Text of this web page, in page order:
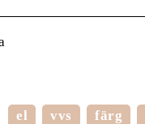
el vvs färg